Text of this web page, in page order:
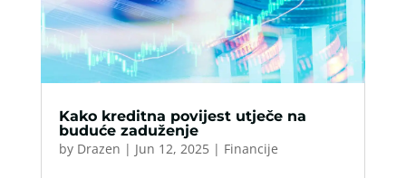
Kako kreditna povijest utječe na
buduće zaduženje
by Drazen | Jun 12, 2025| Financije